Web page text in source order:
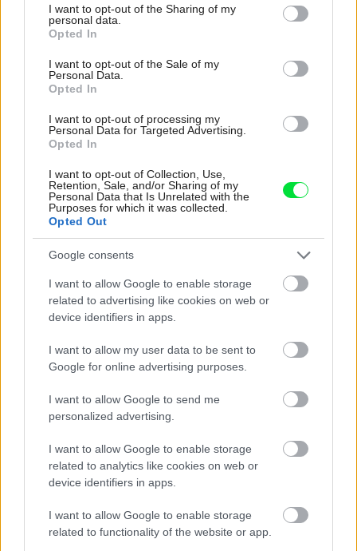
not limited to your visit or usage behaviour. You may click to
grant or deny consent to Google and its third-party tags to
use your data for below specified purposes in below Google
consent section.
I want to opt-out of the Sharing of my
personal data.
Opted In
I want to opt-out of the Sale of my
Personal Data.
Opted In
I want to opt-out of processing my
Personal Data for Targeted Advertising.
Opted In
I want to opt-out of Collection, Use,
Retention, Sale, and/or Sharing of my
Personal Data that Is Unrelated with the
Purposes for which it was collected.
Opted Out
Google consents
I want to allow Google to enable storage
related to advertising like cookies on web or
device identifiers in apps.
I want to allow my user data to be sent to
Google for online advertising purposes.
I want to allow Google to send me
personalized advertising.
I want to allow Google to enable storage
related to analytics like cookies on web or
device identifiers in apps.
I want to allow Google to enable storage
related to functionality of the website or app.
Materiály rozhodujú viac, než si myslíte:
Takto dokážu ovplyvniť atmosféru aj dojem
z bývania
Certifikát zdravotnej neškodnosti pre včely –
Remmers je Bee Friendly!